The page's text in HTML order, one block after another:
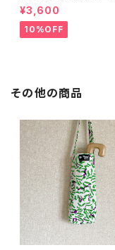
▲▲▲ AB
¥3,600
10%OFF
その他の商品